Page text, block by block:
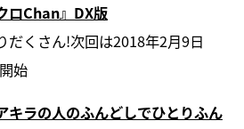
ロChan』DX版
だくさん!次回は2018年2月9日
始
キラの人のふんどしでひとりふん